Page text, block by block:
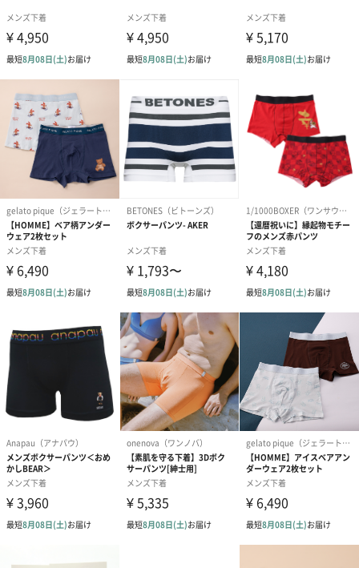
あり（280円）
メッセージカード（通常・写真・グリーティング）
誕生日や結婚祝い・出産祝いなど、様々なシーンのメッセージカ
ードを同梱します。
メッセージカードや封筒のデザインは一部変更する場合がありま
写真付きメッセージカ
ード（680円）
写真付きメッセージカ
ード（Thank you）ピ
ンク（680円）
【誕生日】
Birthday ホワ
刷なし）（